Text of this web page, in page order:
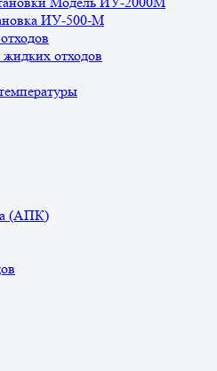
ИУ-500-М
отходов
(АПК)